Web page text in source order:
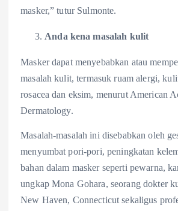
masker,” tutur Sulmonte.
Anda kena masalah kulit
Masker dapat menyebabkan atau
masalah kulit, termasuk ruam alergi,
rosacea dan eksim, menurut American
Dermatology.
Masalah-masalah ini disebabkan oleh
menyumbat pori-pori, peningkatan
bahan dalam masker seperti pewarna,
ungkap Mona Gohara, seorang dokter
New Haven, Connecticut sekaligus